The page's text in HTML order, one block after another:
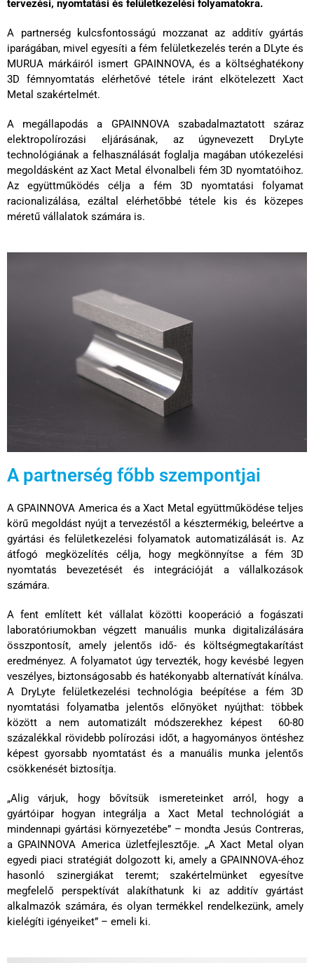
tervezési, nyomtatási és felületkezelési folyamatokra.
A partnerség kulcsfontosságú mozzanat az additív gyártás
iparágában, mivel egyesíti a fém felületkezelés terén a DLyte és
MURUA márkáiról ismert GPAINNOVA, és a költséghatékony
3D fémnyomtatás elérhetővé tétele iránt elkötelezett Xact
Metal szakértelmét.
A megállapodás a GPAINNOVA szabadalmaztatott száraz
elektropolírozási eljárásának, az úgynevezett DryLyte
technológiának a felhasználását foglalja magában utókezelési
megoldásként az Xact Metal élvonalbeli fém 3D nyomtatóihoz.
Az együttműködés célja a fém 3D nyomtatási folyamat
racionalizálása, ezáltal elérhetőbbé tétele kis és közepes
méretű vállalatok számára is.
A partnerség főbb szempontjai
A GPAINNOVA America és a Xact Metal együttműködése teljes
körű megoldást nyújt a tervezéstől a késztermékig, beleértve a
gyártási és felületkezelési folyamatok automatizálását is. Az
átfogó megközelítés célja, hogy megkönnyítse a fém 3D
nyomtatás bevezetését és integrációját a vállalkozások
számára.
A fent említett két vállalat közötti kooperáció a fogászati
laboratóriumokban végzett manuális munka digitalizálására
összpontosít, amely jelentős idő- és költségmegtakarítást
eredményez. A folyamatot úgy tervezték, hogy kevésbé legyen
veszélyes, biztonságosabb és hatékonyabb alternatívát kínálva.
A DryLyte felületkezelési technológia beépítése a fém 3D
nyomtatási folyamatba jelentős előnyöket nyújthat: többek
között a nem automatizált módszerekhez képest60-80
százalékkal rövidebb polírozási időt, a hagyományos öntéshez
képest gyorsabb nyomtatást és a manuális munka jelentős
csökkenését biztosítja.
„Alig várjuk, hogy bővítsük ismereteinket arról, hogy a
gyártóipar hogyan integrálja a Xact Metal technológiát a
mindennapi gyártási környezetébe” – mondta Jesús Contreras,
a GPAINNOVA America üzletfejlesztője. „A Xact Metal olyan
egyedi piaci stratégiát dolgozott ki, amely a GPAINNOVA-éhoz
hasonló szinergiákat teremt; szakértelmünket egyesítve
megfelelő perspektívát alakíthatunk ki az additív gyártást
alkalmazók számára, és olyan termékkel rendelkezünk, amely
kielégíti igényeiket” – emeli ki.